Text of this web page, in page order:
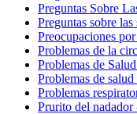
Preguntas Sobre
Preguntas sobre las
Preocupaciones
Problemas de la
Problemas de
Problemas de salud
Problemas
Prurito del nadador